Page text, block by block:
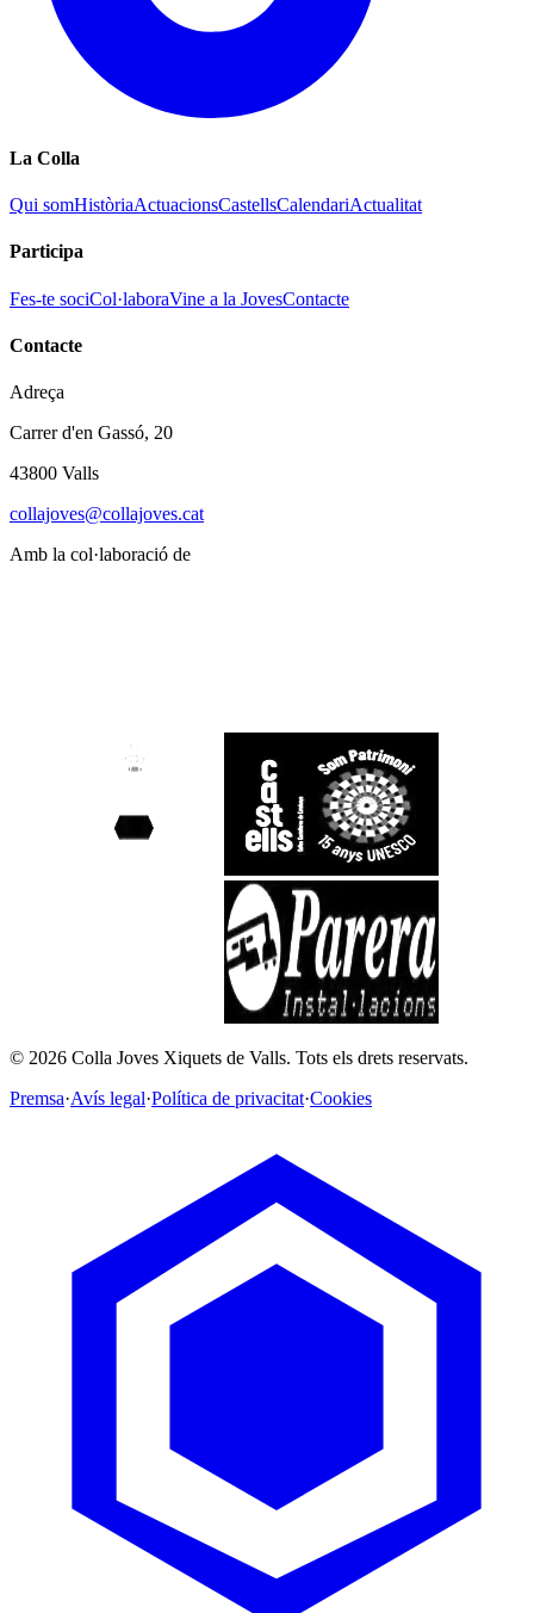
La Colla
Qui somHistòriaActuacionsCastellsCalendariActualitat
Participa
Fes-te sociCol·laboraVine a la JovesContacte
Contacte
Adreça
Carrer d'en Gassó, 20
43800 Valls
collajoves@collajoves.cat
Amb la col·laboració de
© 2026 Colla Joves Xiquets de Valls. Tots els drets reservats.
Premsa·Avís legal·Política de privacitat·Cookies